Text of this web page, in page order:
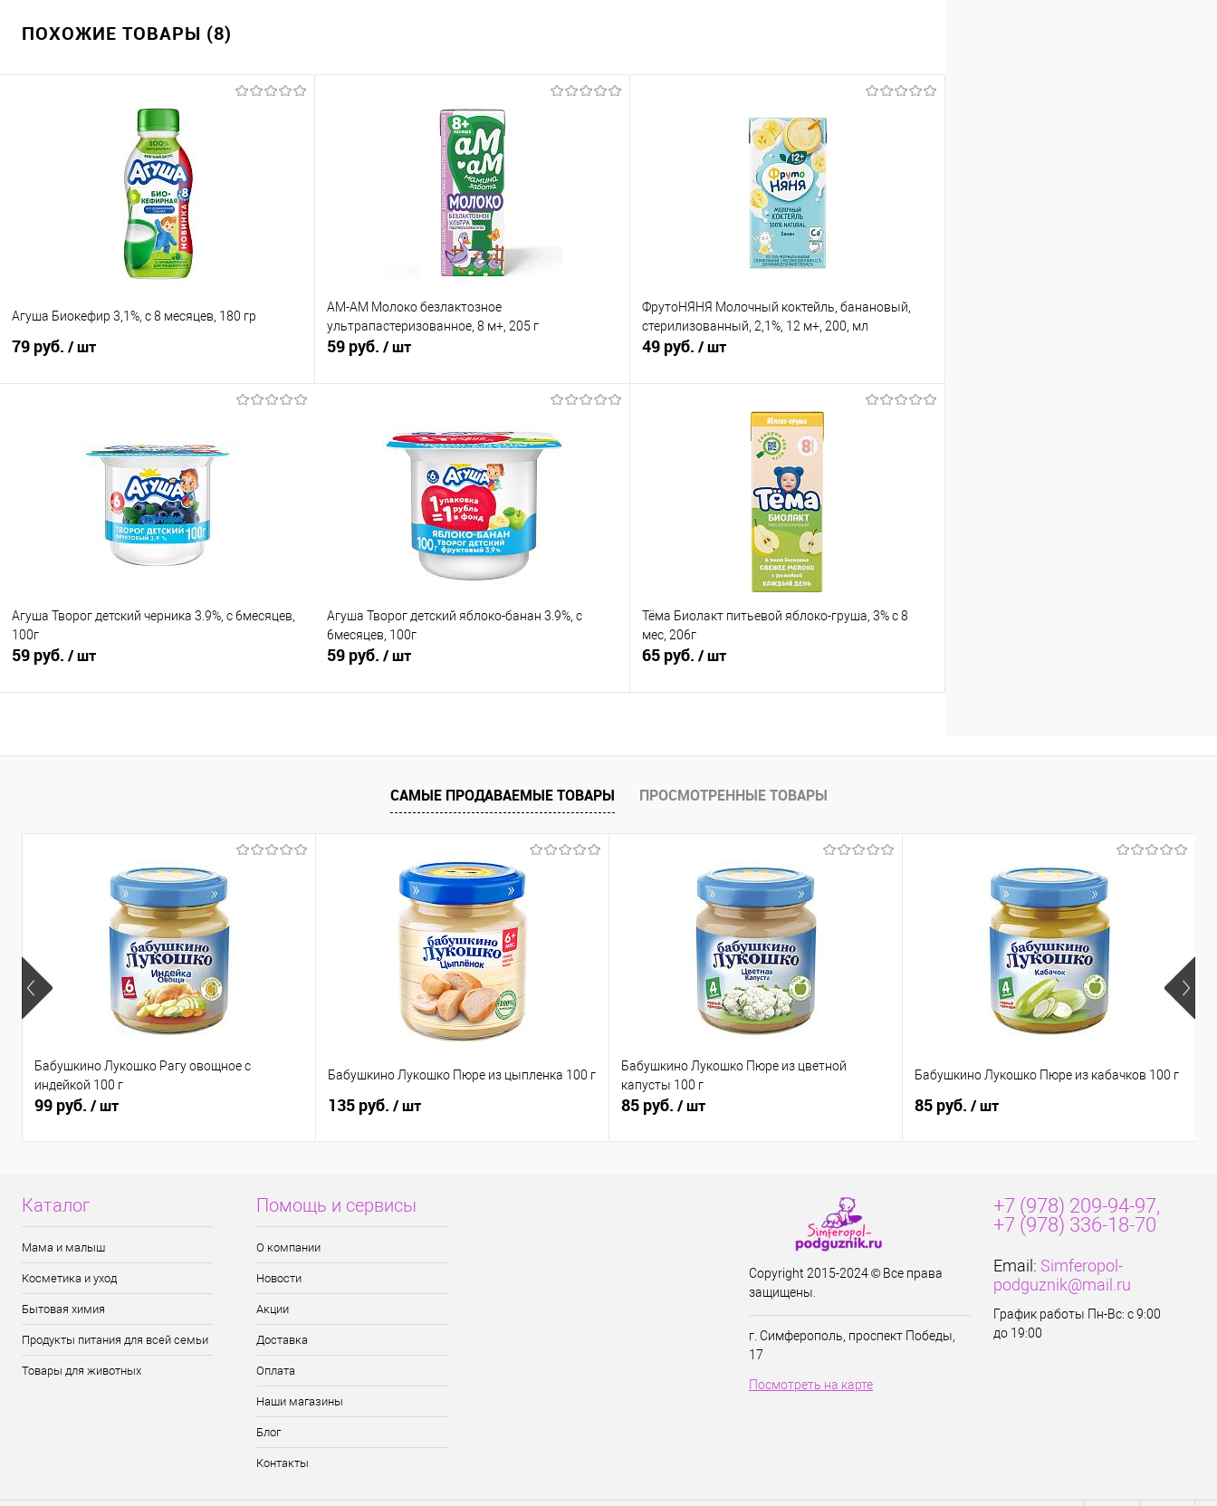
ПОХОЖИЕ ТОВАРЫ (8)
Агуша Биокефир 3,1%, с 8 месяцев, 180 гр
79 руб. / шт
Купить в 1 клик
Сравнение
В наличии
АМ-АМ Молоко безлактозное
ультрапастеризованное, 8 м+, 205 г
59 руб. / шт
Купить в 1 клик
Сравнение
ФрутоНЯНЯ Молочный коктейль, банановый,
стерилизованный, 2,1%, 12 м+, 200, мл
49 руб. / шт
В корзину
В наличии
Агуша Творог детский черника 3.9%, с 6месяцев,
100г
59 руб. / шт
Агуша Творог детский яблоко-банан 3.9%, с
6месяцев, 100г
59 руб. / шт
Тёма Биолакт питьевой яблоко-груша, 3% с 8
мес, 206г
65 руб. / шт
САМЫЕ ПРОДАВАЕМЫЕ ТОВАРЫ ПРОСМОТРЕННЫЕ ТОВАРЫ
Бабушкино Лукошко Рагу овощное с
индейкой 100 г
99 руб. / шт
Бабушкино Лукошко Пюре из цыпленка 100 г
135 руб. / шт
Бабушкино Лукошко Пюре из цветной
капусты 100 г
85 руб. / шт
Бабушкино Лукошко Пюре из кабачков 100 г
85 руб. / шт
Каталог
Мама и малыш
Косметика и уход
Бытовая химия
Продукты питания для всей семьи
Товары для животных
Помощь и сервисы
О компании
Новости
Акции
Доставка
Оплата
Наши магазины
Блог
Контакты
Copyright 2015-2024 © Все права
защищены.
г. Симферополь, проспект Победы,
17
Посмотреть на карте
+7 (978) 209-94-97,
+7 (978) 336-18-70
Email: Simferopol-
podguznik@mail.ru
График работы Пн-Вс: с 9:00
до 19:00